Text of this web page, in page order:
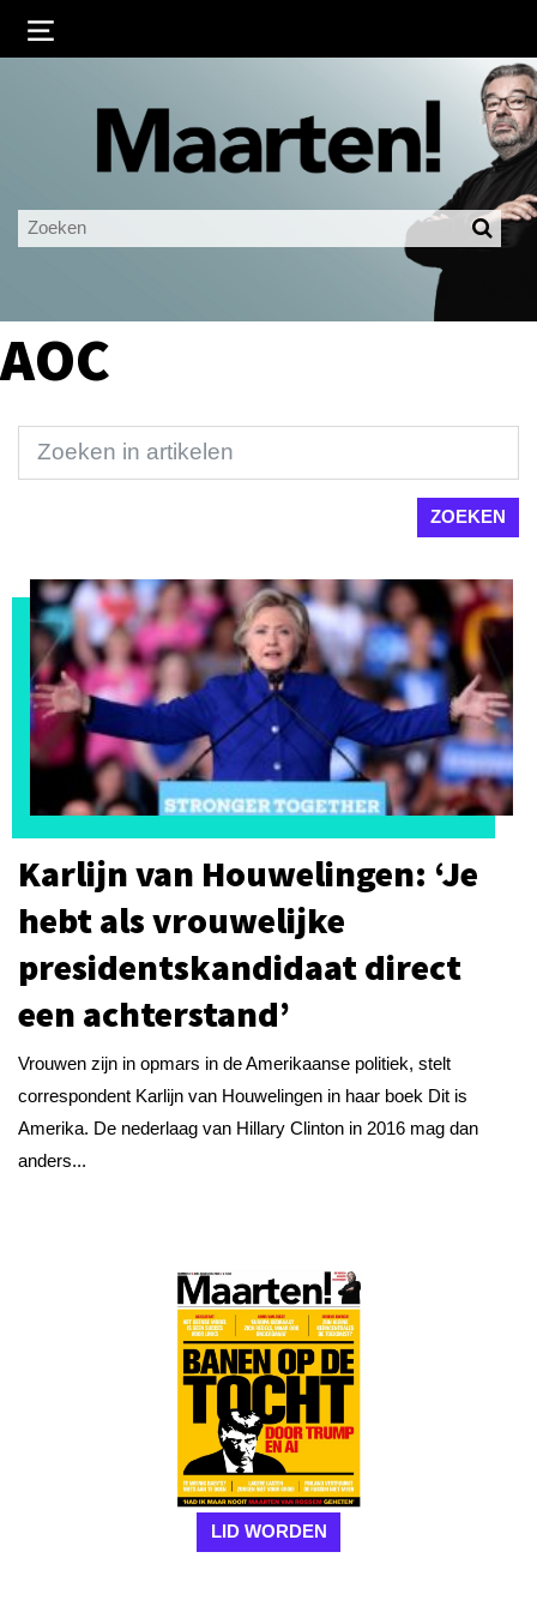
Ingelogd blijven
LOGIN
AOC
Karlijn van Houwelingen: ‘Je
hebt als vrouwelijke
presidentskandidaat direct
een achterstand’
Vrouwen zijn in opmars in de Amerikaanse politiek, stelt
correspondent Karlijn van Houwelingen in haar boek Dit is
Amerika. De nederlaag van Hillary Clinton in 2016 mag dan
anders...
LID WORDEN